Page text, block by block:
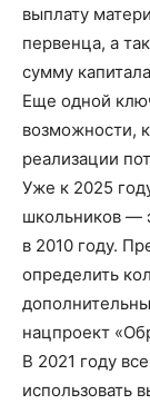
выплату
первенца, а
сумму
Еще одной
возможности,
реализации
Уже к 2025
школьников —
в 2010 году.
определить
нацпроект
В 2021 году
использовать